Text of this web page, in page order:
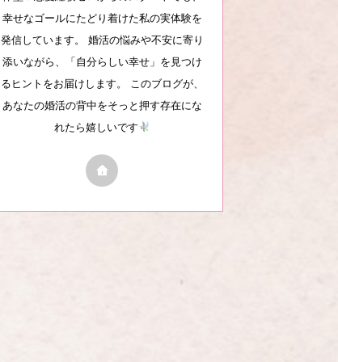
幸せなゴールにたどり着けた私の実体験を
発信しています。 婚活の悩みや不安に寄り
添いながら、「自分らしい幸せ」を見つけ
るヒントをお届けします。 このブログが、
あなたの婚活の背中をそっと押す存在にな
れたら嬉しいです